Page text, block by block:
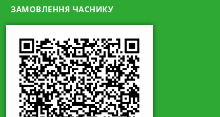
ЗАМОВЛЕННЯ ЧАСНИКУ